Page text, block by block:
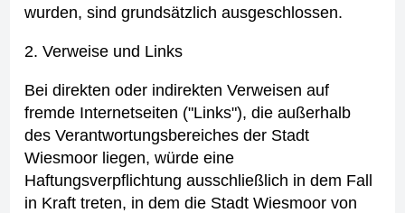
wurden, sind grundsätzlich ausgeschlossen.
2. Verweise und Links
Bei direkten oder indirekten Verweisen auf
fremde Internetseiten ("Links"), die außerhalb
des Verantwortungsbereiches der Stadt
Wiesmoor liegen, würde eine
Haftungsverpflichtung ausschließlich in dem Fall
in Kraft treten, in dem die Stadt Wiesmoor von